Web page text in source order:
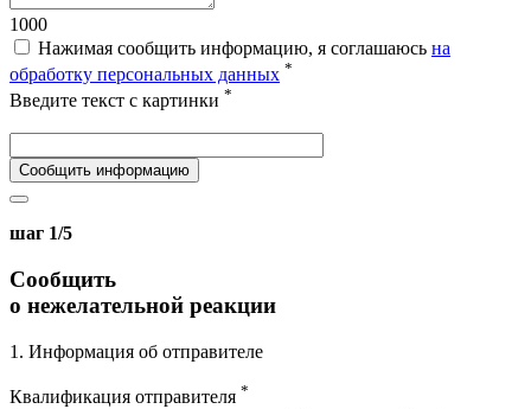
1000
Нажимая сообщить информацию, я соглашаюсь на
обработку персональных данных *
Введите текст с картинки *
Сообщить информацию
шаг 1/5
Сообщить
о нежелательной реакции
1. Информация об отправителе
Квалификация отправителя *